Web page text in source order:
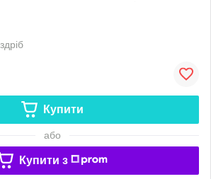
Купити
або
Купити з